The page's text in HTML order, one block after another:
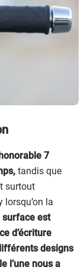
7
tandis que
surtout
la
surface est
d’écriture
designs
l’une nous a